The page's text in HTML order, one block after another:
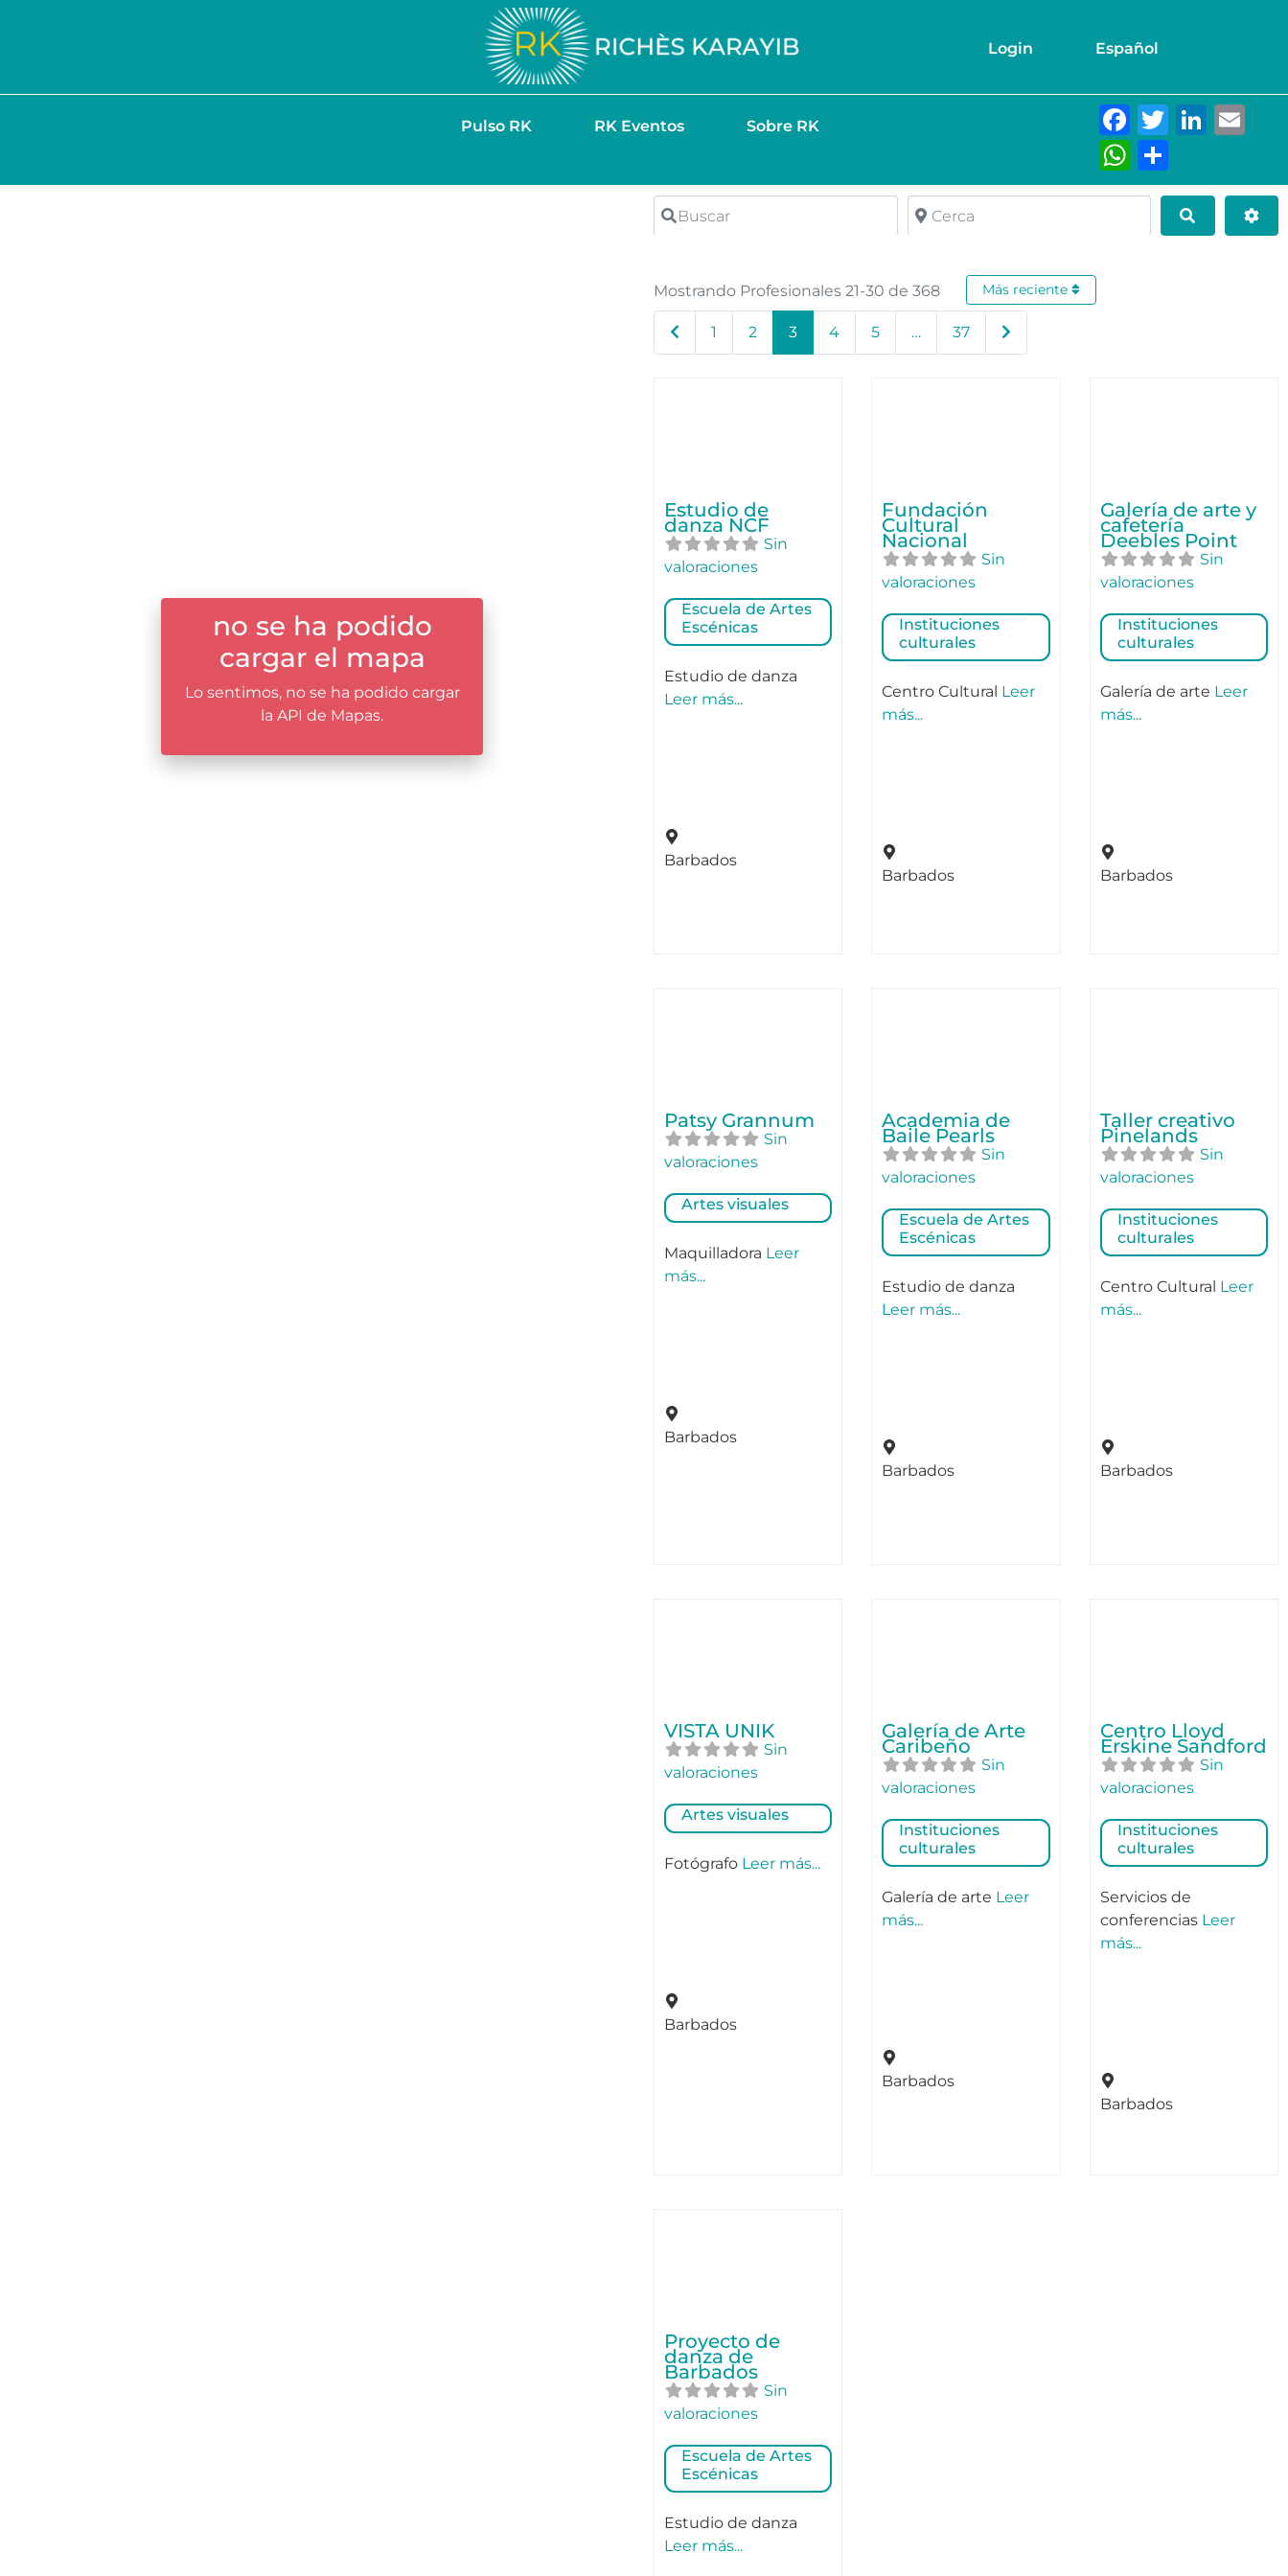
Login Español
Pulso RK RK Eventos Sobre RK Facebook
Twitter
no se ha podido
cargar el mapa
Lo sentimos, no se ha podido cargar
la API de Mapas.
Buscar Cerca
Buscar
Mostrando Profesionales 21-30 de 368
Entradas recientes
1 2 3 4 5 … 37 Entradas anteriores
Más reciente
Estudio de
danza NCF
Sin
valoraciones
Escuela de Artes
Escénicas
Estudio de danza
Leer más...
Barbados
Fundación
Cultural
Nacional
Sin
valoraciones
Instituciones
culturales
Centro Cultural Leer
más...
Barbados
Galería de arte y
cafetería
Deebles Point
Sin
valoraciones
Instituciones
culturales
Galería de arte Leer
más...
Barbados
Patsy Grannum
Sin
valoraciones
Artes visuales
Maquilladora Leer
más...
Barbados
Academia de
Baile Pearls
Sin
valoraciones
Escuela de Artes
Escénicas
Estudio de danza
Leer más...
Barbados
Taller creativo
Pinelands
Sin
valoraciones
Instituciones
culturales
Centro Cultural Leer
más...
Barbados
VISTA UNIK
Sin
valoraciones
Artes visuales
Fotógrafo Leer más...
Barbados
Galería de Arte
Caribeño
Sin
valoraciones
Instituciones
culturales
Galería de arte Leer
más...
Barbados
Centro Lloyd
Erskine Sandford
Sin
valoraciones
Instituciones
culturales
Servicios de
conferencias Leer
más...
Barbados
Proyecto de
danza de
Barbados
Sin
valoraciones
Escuela de Artes
Escénicas
Estudio de danza
Leer más...